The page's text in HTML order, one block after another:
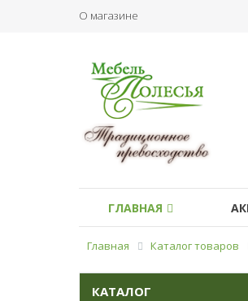
О магазине
ГЛАВНАЯ
Главная Каталог товаров
КАТАЛОГ